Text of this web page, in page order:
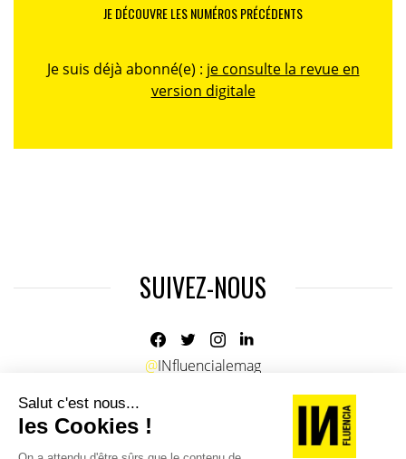
JE DÉCOUVRE LES NUMÉROS PRÉCÉDENTS
Je suis déjà abonné(e) : je consulte la revue en
version digitale
SUIVEZ-NOUS
@INfluencialemag